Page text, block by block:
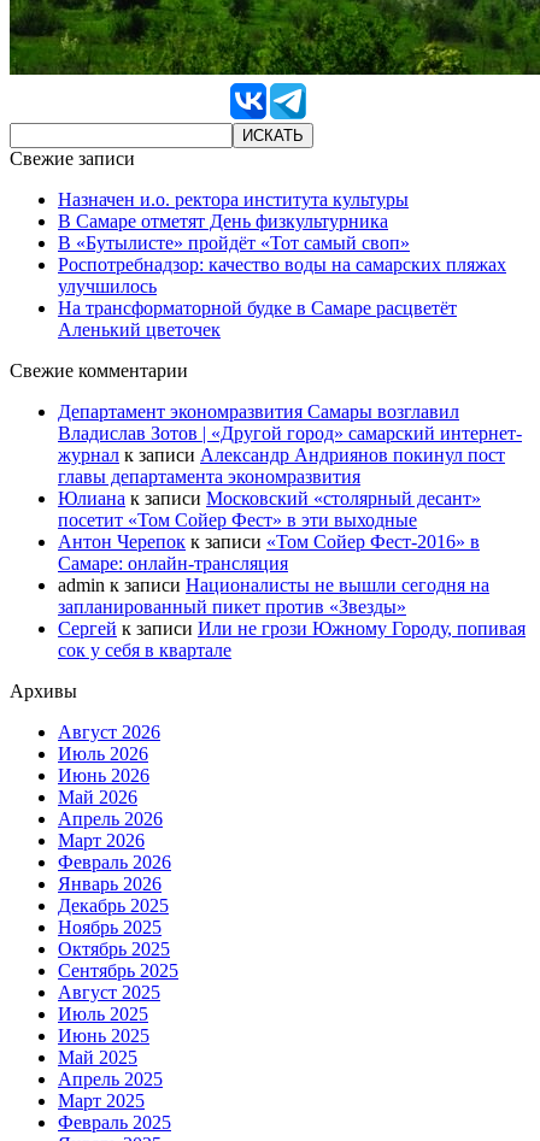
Свежие записи
Назначен и.о. ректора института культуры
В Самаре отметят День физкультурника
В «Бутылисте» пройдёт «Тот самый своп»
Роспотребнадзор: качество воды на самарских пляжах
улучшилось
На трансформаторной будке в Самаре расцветёт
Аленький цветочек
Свежие комментарии
Департамент экономразвития Самары возглавил
Владислав Зотов | «Другой город» самарский интернет-
журнал к записи Александр Андриянов покинул пост
главы департамента экономразвития
Юлиана к записи Московский «столярный десант»
посетит «Том Сойер Фест» в эти выходные
Антон Черепок к записи «Том Сойер Фест-2016» в
Самаре: онлайн-трансляция
admin к записи Националисты не вышли сегодня на
запланированный пикет против «Звезды»
Сергей к записи Или не грози Южному Городу, попивая
сок у себя в квартале
Архивы
Август 2026
Июль 2026
Июнь 2026
Май 2026
Апрель 2026
Март 2026
Февраль 2026
Январь 2026
Декабрь 2025
Ноябрь 2025
Октябрь 2025
Сентябрь 2025
Август 2025
Июль 2025
Июнь 2025
Май 2025
Апрель 2025
Март 2025
Февраль 2025